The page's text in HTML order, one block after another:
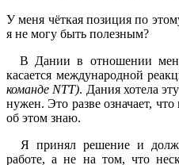
У меня чёткая позиция по
я не могу быть полезным?
В Дании в отношении
касается международной
команде NTT). Дания хотела
нужен. Это разве означает,
об этом знаю.
Я принял решение и
работе, а не на том, что